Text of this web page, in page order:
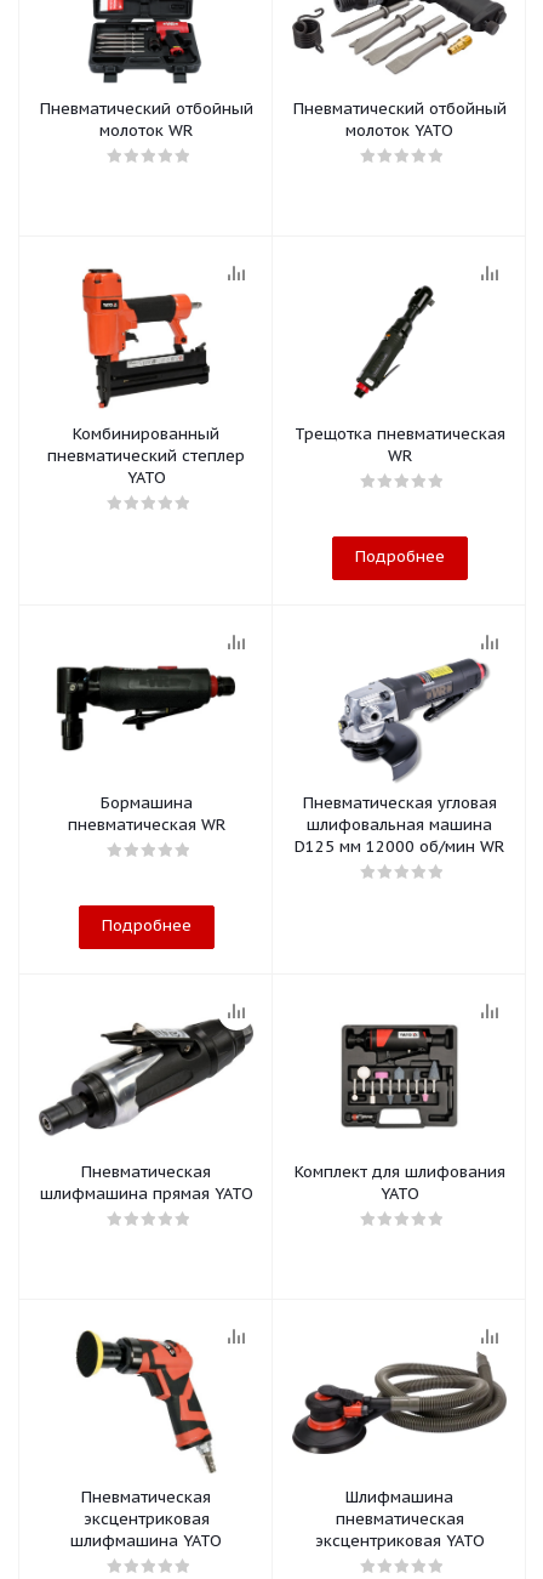
Пневматический отбойный
молоток WR
Пневматический отбойный
молоток YATO
Комбинированный
пневматический степлер
YATO
Трещотка пневматическая
WR
Подробнее
Бормашина
пневматическая WR
Подробнее
Пневматическая угловая
шлифовальная машина
D125 мм 12000 об/мин WR
Пневматическая
шлифмашина прямая YATO
Комплект для шлифования
YATO
Пневматическая
эксцентриковая
шлифмашина YATO
Шлифмашина
пневматическая
эксцентриковая YATO